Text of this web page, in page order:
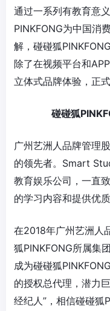
通过一系列有教育意
PINKFONG为中国消
解，碰碰狐
除了在视频平台和
立体式品牌体验，正
碰碰狐
广州艺洲人品牌管理
的领先者。 Smart
教育娱乐公司，一直
的学习内容和提供优
在2018年广州艺洲人
狐PINKFONG所属集
成为碰碰狐
的授权总代理，潜力
经纪人”，相信碰碰狐